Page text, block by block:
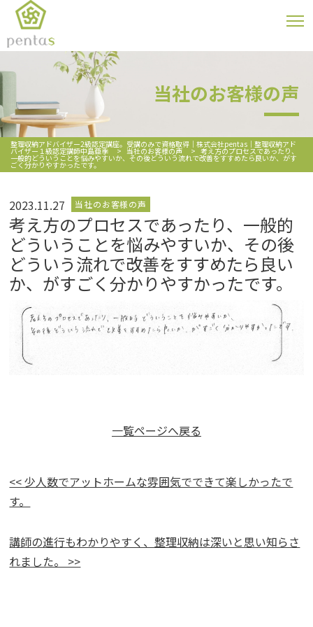
当社のお客様の声
整理収納アドバイザー2級認定講座。受講のみで資格取得｜株式会社pentas｜整理収納アド
バイザー１級認定講師中島亜季 > 当社のお客様の声 > 考え方のプロセスであったり、
一般的どういうことを悩みやすいか、その後どういう流れで改善をすすめたら良いか、がす
ごく分かりやすかったです。
2023.11.27 当社のお客様の声
考え方のプロセスであったり、一般的
どういうことを悩みやすいか、その後
どういう流れで改善をすすめたら良い
か、がすごく分かりやすかったです。
一覧ページへ戻る
<< 少人数でアットホームな雰囲気でできて楽しかったで
す。
講師の進行もわかりやすく、整理収納は深いと思い知らさ
れました。 >>